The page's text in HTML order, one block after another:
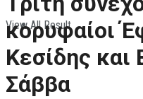
ΠΑΡΑΘΛΗΤΙΣΜΟΣ
ΜΗΧΑΝΟΚΙΝΗΤΑ
View All Result
κορυφαίοι
Κεσίδης και
Σάββα